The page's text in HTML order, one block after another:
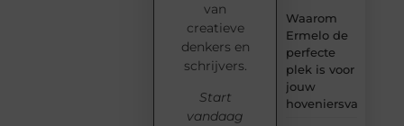
Waarom
Ermelo de
perfecte
plek is voor
jouw
van
creatieve
denkers en
schrijvers.
Start
vandaag